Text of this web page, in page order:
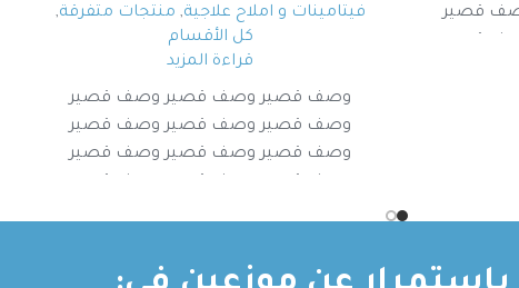
قصير
فيتامينات و املاح علاجية, منتجات متفرقة,
كل الأقسام
قراءة المزيد
وصف قصير وصف قصير وصف قصير
وصف قصير وصف قصير وصف قصير
وصف قصير وصف قصير وصف قصير